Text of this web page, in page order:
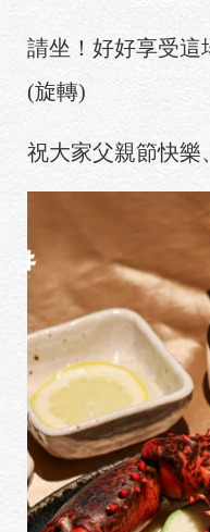
請坐！好好享受這
(旋轉)
祝大家父親節快樂